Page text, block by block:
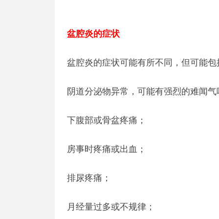
盆腔炎的症状
盆腔炎的症状可能有所不同，但可能包
阴道分泌物异常，可能有强烈的难闻气
下腹部或骨盆疼痛；
房事时疼痛或出血；
排尿疼痛；
月经量过多或不规律；